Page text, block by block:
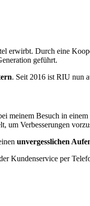
erwirbt. Durch eine
geführt.
. Seit 2016 ist RIU nun
meinem Besuch in
um Verbesserungen
unvergesslichen
Kundenservice per